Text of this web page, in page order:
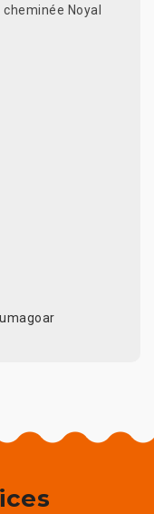
Noyal